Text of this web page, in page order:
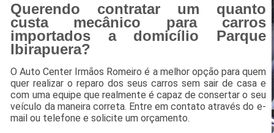
Querendo contratar um quanto
custa mecânico para carros
importados a domicílio Parque
Ibirapuera?
O Auto Center Irmãos Romeiro é a melhor opção para quem
quer realizar o reparo dos seus carros sem sair de casa e
com uma equipe que realmente é capaz de consertar o seu
veículo da maneira correta. Entre em contato através do e-
mail ou telefone e solicite um orçamento.